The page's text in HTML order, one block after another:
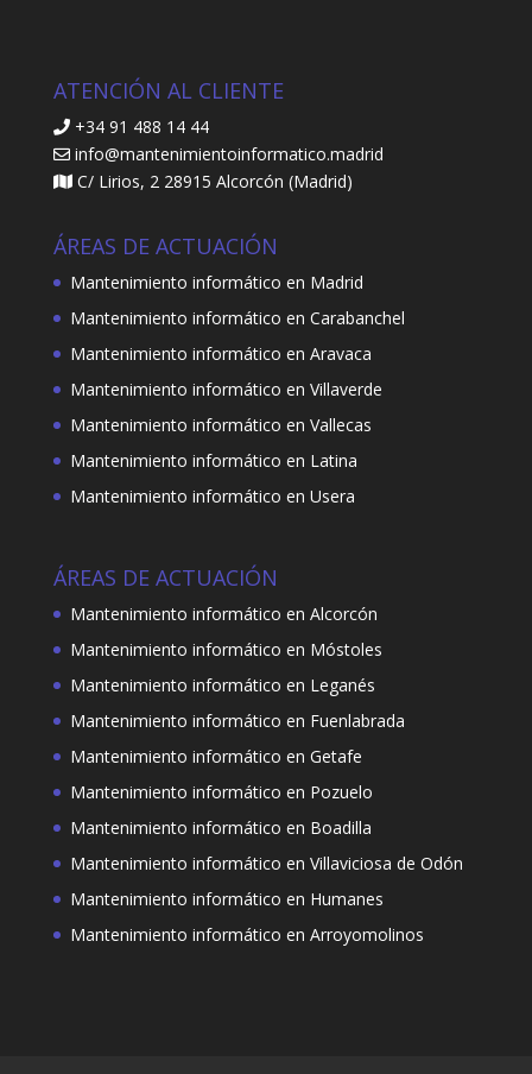
ATENCIÓN AL CLIENTE
+34 91 488 14 44
info@mantenimientoinformatico.madrid
C/ Lirios, 2 28915 Alcorcón (Madrid)
ÁREAS DE ACTUACIÓN
Mantenimiento informático en Madrid
Mantenimiento informático en Carabanchel
Mantenimiento informático en Aravaca
Mantenimiento informático en Villaverde
Mantenimiento informático en Vallecas
Mantenimiento informático en Latina
Mantenimiento informático en Usera
ÁREAS DE ACTUACIÓN
Mantenimiento informático en Alcorcón
Mantenimiento informático en Móstoles
Mantenimiento informático en Leganés
Mantenimiento informático en Fuenlabrada
Mantenimiento informático en Getafe
Mantenimiento informático en Pozuelo
Mantenimiento informático en Boadilla
Mantenimiento informático en Villaviciosa de Odón
Mantenimiento informático en Humanes
Mantenimiento informático en Arroyomolinos